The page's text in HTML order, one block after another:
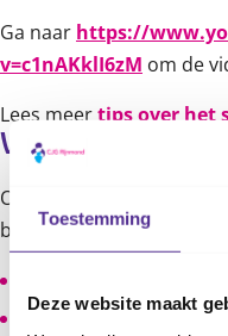
Toestemming
Deze website maakt
Ga naar https://
v=c1nAKklI6zM om de
Lees meertips over het
Wat zijn
Ook als je baby honger
baby:
zoekt met de mond;